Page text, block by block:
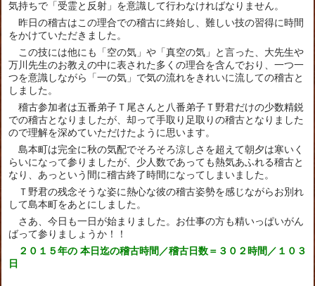
気持ちで「受霊と反射」を意識して行わなければなりません。
昨日の稽古はこの理合での稽古に終始し、難しい技の習得に時間
をかけていただきました。
この技には他にも「空の気」や「真空の気」と言った、大先生や
万川先生のお教えの中に表された多くの理合を含んでおり、一つ一
つを意識しながら「一の気」で気の流れをきれいに流しての稽古と
しました。
稽古参加者は五番弟子Ｔ尾さんと八番弟子Ｔ野君だけの少数精鋭
での稽古となりましたが、却って手取り足取りの稽古となりました
ので理解を深めていただけたように思います。
島本町は完全に秋の気配でそろそろ涼しさを超えて朝夕は寒いく
らいになって参りましたが、少人数であっても熱気あふれる稽古と
なり、あっという間に稽古終了時間になってしまいました。
Ｔ野君の残念そうな姿に熱心な彼の稽古姿勢を感じながらお別れ
して島本町をあとにしました。
さあ、今日も一日が始まりました。お仕事の方も精いっぱいがん
ばって参りましょうか！！
２０１５年の 本日迄の稽古時間／稽古日数＝３０２時間／１０３
日